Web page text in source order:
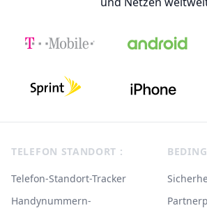
TELEFON STANDORT :
Telefon-Standort-Tracker
Handynummern-